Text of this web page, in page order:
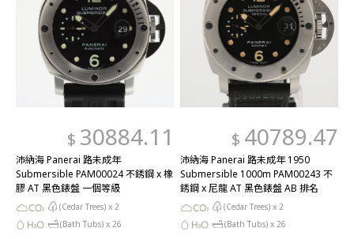
$ 30884.11
沛納海 Panerai 路未成年
Submersible PAM00024 不銹鋼 x 橡
膠 AT 黑色錶盤 一個等級
(Cedar Trees) x 2
(Bath Tubs) x 26
$ 40789.47
沛納海 Panerai 路未成年 1950
Submersible 1000m PAM00243 不
銹鋼 x 尼龍 AT 黑色錶盤 AB 排名
(Cedar Trees) x 2
(Bath Tubs) x 26